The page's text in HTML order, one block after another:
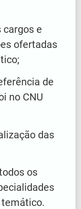
e
ofertadas
de
no CNU
das
os